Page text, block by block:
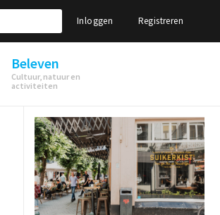
Inloggen Registreren
Beleven
Cultuur, natuur en
activiteiten